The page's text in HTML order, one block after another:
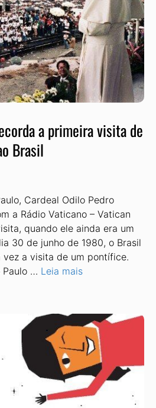
a primeira visita de
Brasil
Cardeal Odilo Pedro
a Rádio Vaticano – Vatican
quando ele ainda era um
30 de junho de 1980, o Brasil
a visita de um pontífice.
Paulo … Leia mais